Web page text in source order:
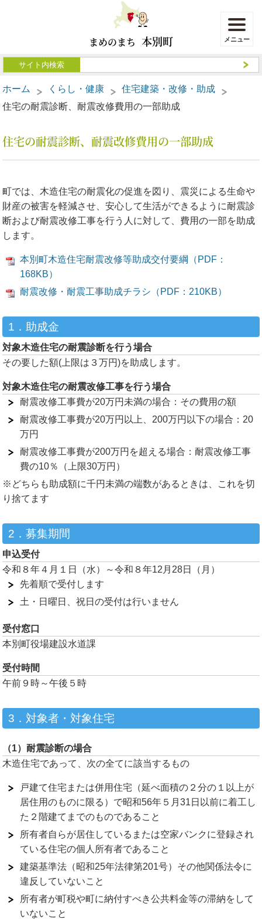
まめのまち 本別町
ホーム くらし・健康
住宅建築・改修・助成
住宅の耐震診断、耐震改修費用の一部助成
住宅の耐震診断、耐震改修費用の一部助成
町では、木造住宅の耐震化の促進を図り、震災による生命や
財産の被害を軽減させ、安心して生活ができるように耐震診
断および耐震改修工事を行う人に対して、費用の一部を助成
します。
本別町木造住宅耐震改修等助成交付要綱（PDF：
168KB）
耐震改修・耐震工事助成チラシ（PDF：210KB）
1．助成金
対象木造住宅の耐震診断を行う場合
その要した額(上限は３万円)を助成します。
対象木造住宅の耐震改修工事を行う場合
耐震改修工事費が20万円未満の場合：その費用の額
耐震改修工事費が20万円以上、200万円以下の場合：20
万円
耐震改修工事費が200万円を超える場合：耐震改修工事
費の10％（上限30万円）
※どちらも助成額に千円未満の端数があるときは、これを切
り捨てます
2．募集期間
申込受付
令和８年４月１日（水）～令和８年12月28日（月）
先着順で受付します
土・日曜日、祝日の受付は行いません
受付窓口
本別町役場建設水道課
受付時間
午前９時～午後５時
3．対象者・対象住宅
（1）耐震診断の場合
木造住宅であって、次の全てに該当するもの
戸建て住宅または併用住宅（延べ面積の２分の１以上が
居住用のものに限る）で昭和56年５月31日以前に着工し
た２階建てまでのものであること
所有者自らが居住しているまたは空家バンクに登録され
ている住宅の個人所有者であること
建築基準法（昭和25年法律第201号）その他関係法令に
違反していないこと
所有者が町税や町に納付すべき公共料金等の滞納をして
いないこと